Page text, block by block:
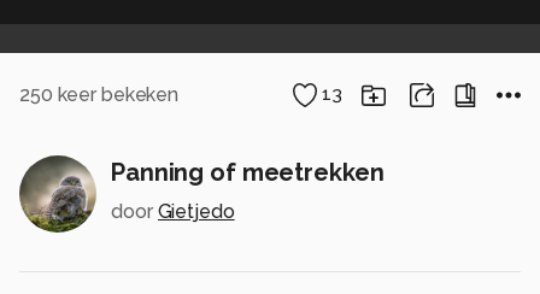
250 keer bekeken 13
Panning of meetrekken
door Gietjedo